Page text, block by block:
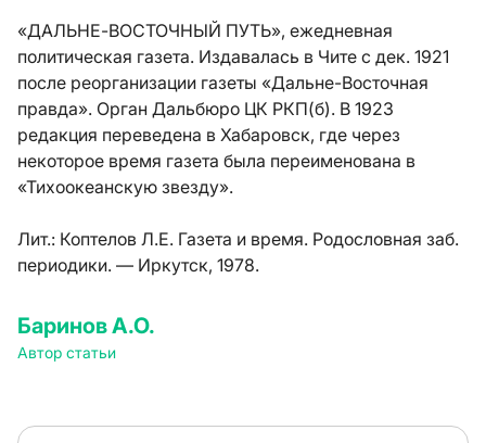
«ДАЛЬНЕ-ВОСТОЧНЫЙ ПУТЬ», ежедневная
политическая газета. Издавалась в Чите с дек. 1921
после реорганизации газеты «Дальне-Восточная
правда». Орган Дальбюро ЦК РКП(б). В 1923
редакция переведена в Хабаровск, где через
некоторое время газета была переименована в
«Тихоокеанскую звезду».
Лит.: Коптелов Л.Е. Газета и время. Родословная заб.
периодики. — Иркутск, 1978.
Баринов А.О.
Автор статьи